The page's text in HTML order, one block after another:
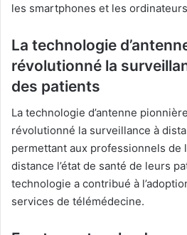
les smartphones et les
La technologie
révolutionné la
des patients
La technologie d’antenne
révolutionné la surveillance à
permettant aux professionnels de
distance l’état de santé de leurs
technologie a contribué à
services de télémédecine.